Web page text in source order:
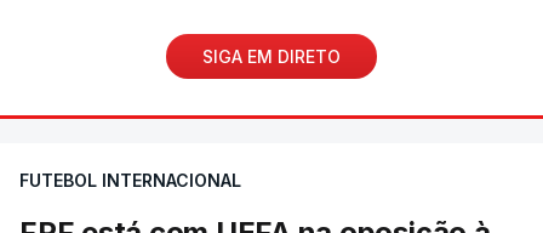
SIGA EM DIRETO
FUTEBOL INTERNACIONAL